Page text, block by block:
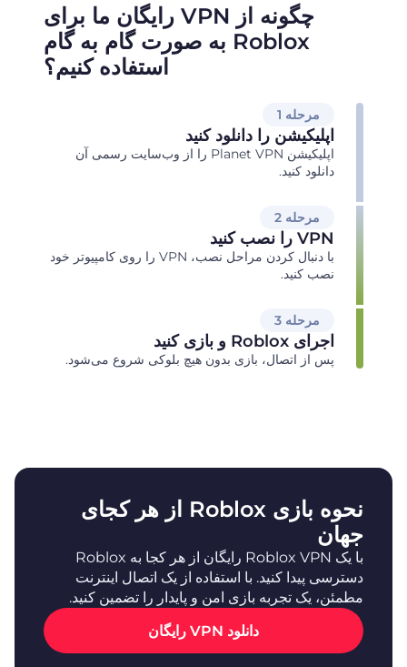
چگونه از VPN رایگان ما برای
Roblox به صورت گام به گام
استفاده کنیم؟
مرحله 1
اپلیکیشن را دانلود کنید
اپلیکیشن Planet VPN را از وب‌سایت رسمی آن
دانلود کنید.
مرحله 2
VPN را نصب کنید
با دنبال کردن مراحل نصب، VPN را روی کامپیوتر خود
نصب کنید.
مرحله 3
اجرای Roblox و بازی کنید
پس از اتصال، بازی بدون هیچ بلوکی شروع می‌شود.
نحوه بازی Roblox از هر کجای
جهان
با یک Roblox VPN رایگان از هر کجا به Roblox
دسترسی پیدا کنید. با استفاده از یک اتصال اینترنت
مطمئن، یک تجربه بازی امن و پایدار را تضمین کنید.
دانلود VPN رایگان